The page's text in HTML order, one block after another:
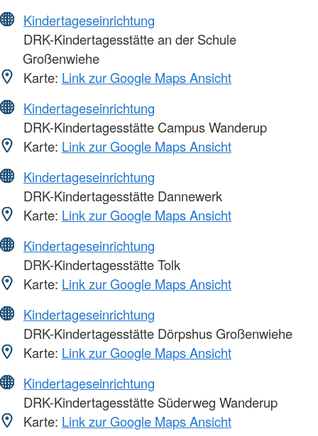
Kindertageseinrichtung
DRK-Kindertagesstätte an der Schule
Großenwiehe
Karte: Link zur Google Maps Ansicht
Kindertageseinrichtung
DRK-Kindertagesstätte Campus Wanderup
Karte: Link zur Google Maps Ansicht
Kindertageseinrichtung
DRK-Kindertagesstätte Dannewerk
Karte: Link zur Google Maps Ansicht
Kindertageseinrichtung
DRK-Kindertagesstätte Tolk
Karte: Link zur Google Maps Ansicht
Kindertageseinrichtung
DRK-Kindertagesstätte Dörpshus Großenwiehe
Karte: Link zur Google Maps Ansicht
Kindertageseinrichtung
DRK-Kindertagesstätte Süderweg Wanderup
Karte: Link zur Google Maps Ansicht